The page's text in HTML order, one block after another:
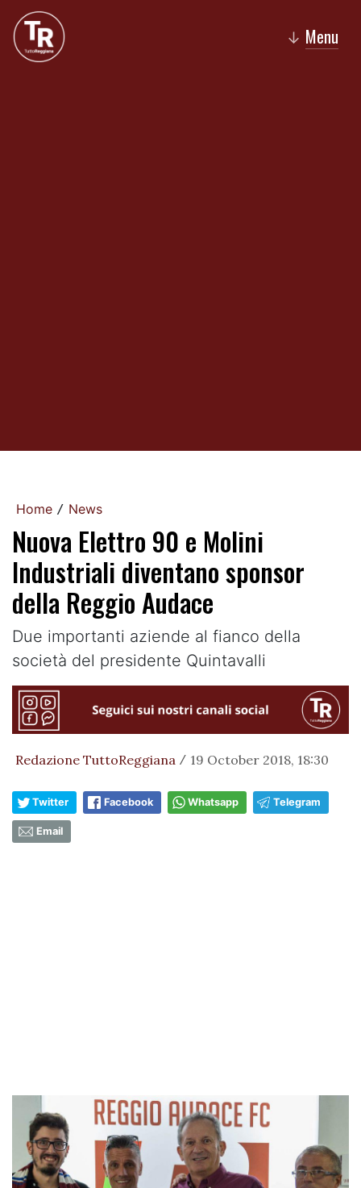
↓ Menu
Home / News
Nuova Elettro 90 e Molini
Industriali diventano sponsor
della Reggio Audace
Due importanti aziende al fianco della
società del presidente Quintavalli
Redazione TuttoReggiana / 19 October 2018, 18:30
Twitter Facebook Whatsapp Telegram
Email